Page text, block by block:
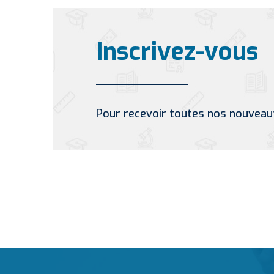
Inscrivez-vous
Pour recevoir toutes nos